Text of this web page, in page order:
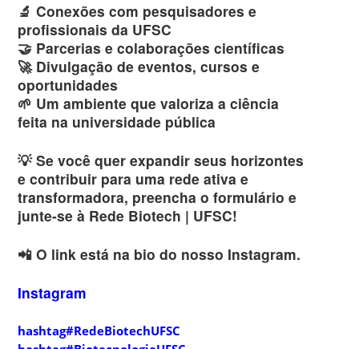
🔬 Conexões com pesquisadores e
profissionais da UFSC
🤝 Parcerias e colaborações científicas
🚀 Divulgação de eventos, cursos e
oportunidades
🌱 Um ambiente que valoriza a ciência
feita na universidade pública
💡 Se você quer expandir seus horizontes
e contribuir para uma rede ativa e
transformadora, preencha o formulário e
junte-se à Rede Biotech | UFSC!
📲 O link está na bio do nosso Instagram.
Instagram
hashtag#RedeBiotechUFSC